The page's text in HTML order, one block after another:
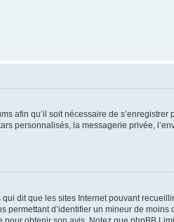
afin qu’il soit nécessaire de
personnalisés, la messagerie privée,
dit que les sites Internet pouvant
d’identifier un mineur de